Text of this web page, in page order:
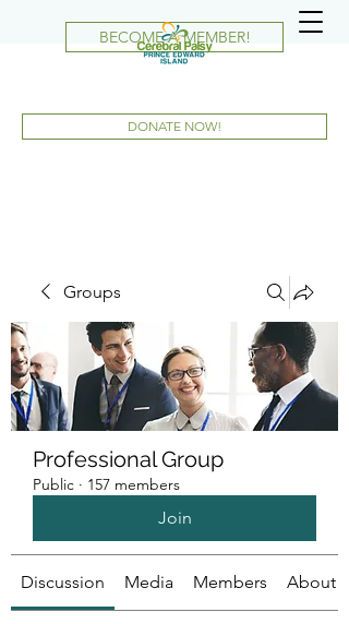
BECOME A MEMBER!
DONATE NOW!
Groups
Professional Group
Public · 157 members
Join
Discussion Media Members About